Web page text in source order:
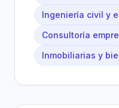
Ingeniería civil y
Consultoría
Inmobiliarias y